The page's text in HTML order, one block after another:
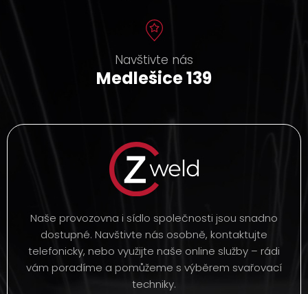
Navštivte nás
Medlešice 139
Naše provozovna i sídlo společnosti jsou snadno
dostupné. Navštivte nás osobně, kontaktujte
telefonicky, nebo využijte naše online služby – rádi
vám poradíme a pomůžeme s výběrem svařovací
techniky.